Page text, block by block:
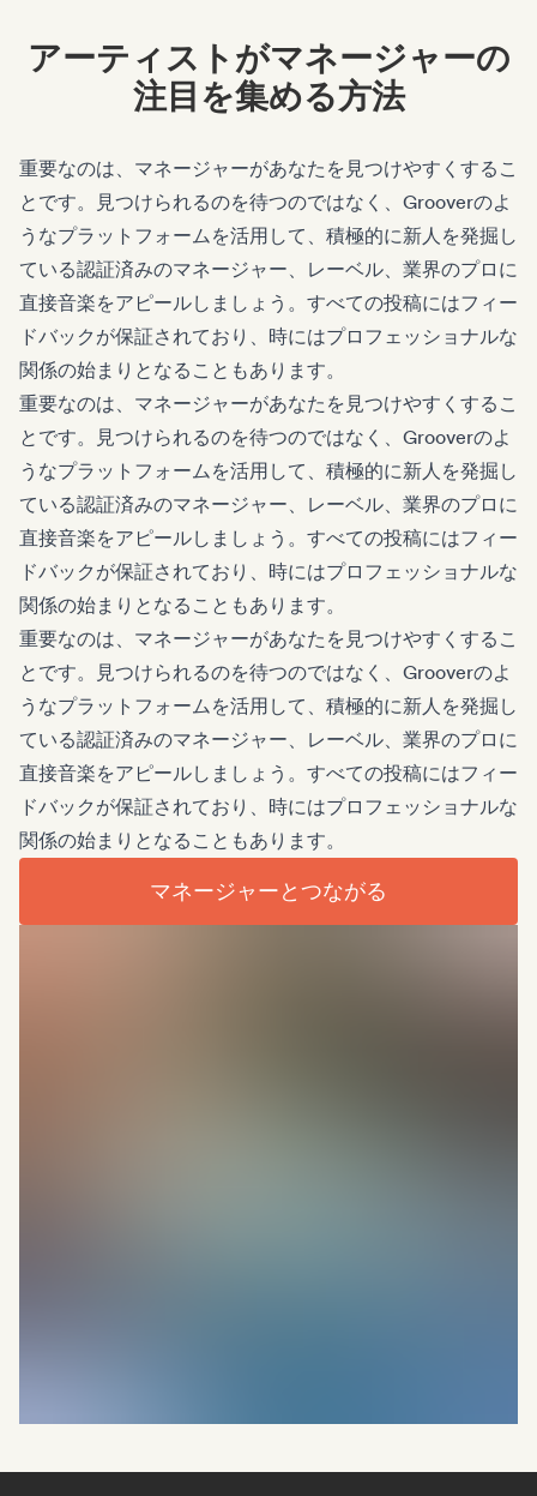
アーティストがマネージャーの
注目を集める方法
重要なのは、マネージャーがあなたを見つけやすくするこ
とです。見つけられるのを待つのではなく、Grooverのよ
うなプラットフォームを活用して、積極的に新人を発掘し
ている認証済みのマネージャー、レーベル、業界のプロに
直接音楽をアピールしましょう。すべての投稿にはフィー
ドバックが保証されており、時にはプロフェッショナルな
関係の始まりとなることもあります。
重要なのは、マネージャーがあなたを見つけやすくするこ
とです。見つけられるのを待つのではなく、Grooverのよ
うなプラットフォームを活用して、積極的に新人を発掘し
ている認証済みのマネージャー、レーベル、業界のプロに
直接音楽をアピールしましょう。すべての投稿にはフィー
ドバックが保証されており、時にはプロフェッショナルな
関係の始まりとなることもあります。
重要なのは、マネージャーがあなたを見つけやすくするこ
とです。見つけられるのを待つのではなく、Grooverのよ
うなプラットフォームを活用して、積極的に新人を発掘し
ている認証済みのマネージャー、レーベル、業界のプロに
直接音楽をアピールしましょう。すべての投稿にはフィー
ドバックが保証されており、時にはプロフェッショナルな
関係の始まりとなることもあります。
マネージャーとつながる